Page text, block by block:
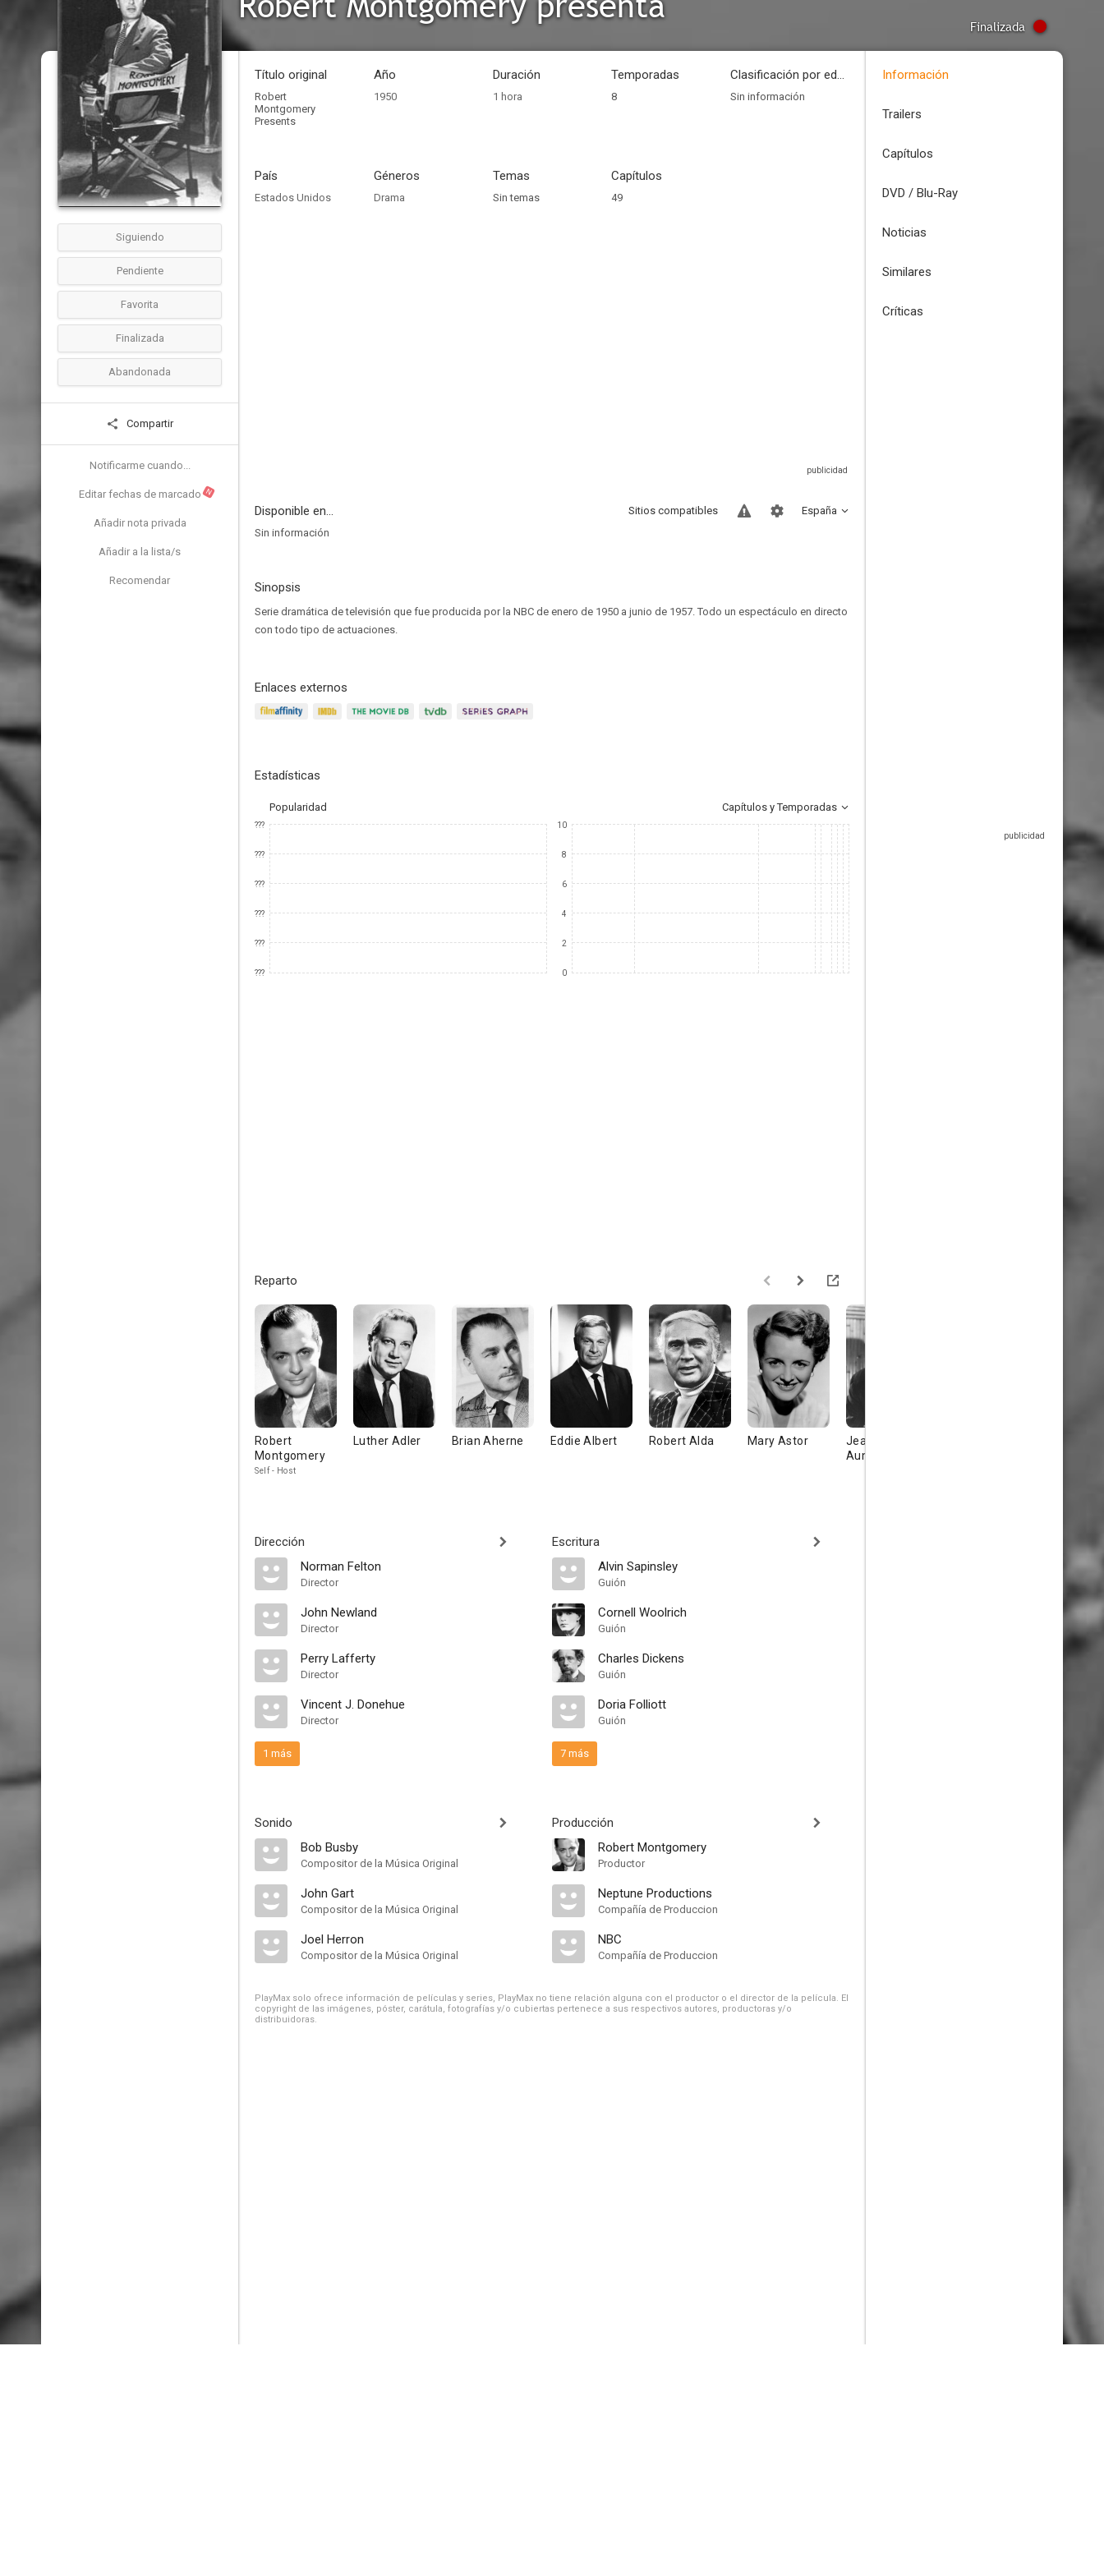
Finalizada
Siguiendo
Pendiente
Favorita
Finalizada
Abandonada
Compartir
Notificarme cuando...
Editar fechas de marcado N
Añadir nota privada
Añadir a la lista/s
Recomendar
Título original
Robert
Montgomery
Presents
Año
1950
Duración
1 hora
Temporadas
8
Clasificación por edades
Sin información
País
Estados Unidos
Géneros
Drama
Temas
Sin temas
Capítulos
49
Disponible en... España
Sitios compatibles
Sin información
Sinopsis
Serie dramática de televisión que fue producida por la NBC de enero de 1950 a junio de 1957. Todo un espectáculo en directo
con todo tipo de actuaciones.
Enlaces externos
Estadísticas
Popularidad Capítulos y Temporadas
???
???
???
???
???
???
10
8
6
4
2
0
Reparto
Robert
Montgomery
Self - Host
Luther Adler Brian Aherne Eddie Albert Robert Alda Mary Astor
Jean-Pierre
Aumont
Dirección
Norman Felton
Director
John Newland
Director
Perry Lafferty
Director
Vincent J. Donehue
Director
1 más
Sonido
Bob Busby
Compositor de la Música Original
John Gart
Compositor de la Música Original
Joel Herron
Compositor de la Música Original
Escritura
Alvin Sapinsley
Guión
Cornell Woolrich
Guión
Charles Dickens
Guión
Doria Folliott
Guión
7 más
Producción
Robert Montgomery
Productor
Neptune Productions
Compañía de Produccion
NBC
Compañía de Produccion
PlayMax solo ofrece información de películas y series, PlayMax no tiene relación alguna con el productor o el director de la película. El
copyright de las imágenes, póster, carátula, fotografías y/o cubiertas pertenece a sus respectivos autores, productoras y/o
distribuidoras.
Información
Trailers
Capítulos
DVD / Blu-Ray
Noticias
Similares
Críticas